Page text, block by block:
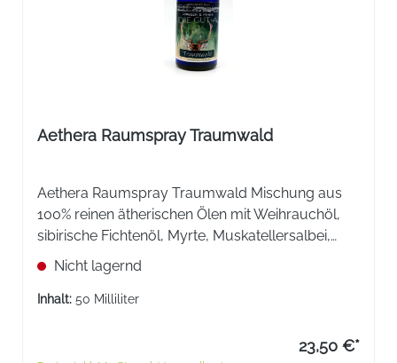
Aethera Raumspray Traumwald
Aethera Raumspray Traumwald Mischung aus
100% reinen ätherischen Ölen mit Weihrauchöl,
sibirische Fichtenöl, Myrte, Muskatellersalbei,
Ravintsara und Lorbeer.
Nicht lagernd
Inhalt: 50 Milliliter
23,50 €*